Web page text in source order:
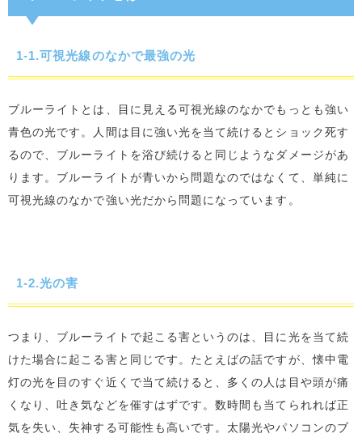
1-1.可視光線のなかで最強の光
ブルーライトとは、目に見える可視光線のなかでもっとも強い
青色の光です。人間は目に強い光を当て続けるとショック死す
るので、ブルーライトを浴び続けると同じようなダメージがあ
ります。ブルーライトが青いから問題なのではなくて、単純に
可視光線のなかで強い光だから問題になっています。
1-2.光の害
つまり、ブルーライトで起こる害というのは、目に光を当て続
けた場合に起こる害と同じです。たとえばの話ですが、懐中電
灯の光を目のすぐ近くで当て続けると、多くの人は目や頭が痛
くなり、吐き気などを催すはずです。数時間も当てられれば正
気を失い、失神する可能性も高いです。太陽光やパソコンのブ